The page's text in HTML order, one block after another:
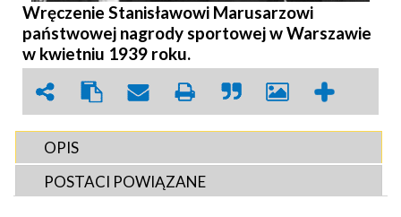
Wręczenie Stanisławowi Marusarzowi
państwowej nagrody sportowej w Warszawie
w kwietniu 1939 roku.
OPIS
POSTACI POWIĄZANE